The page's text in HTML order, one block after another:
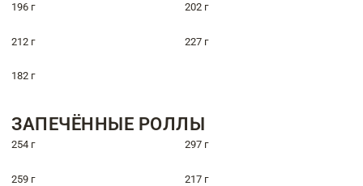
196 г 202 г
212 г 227 г
182 г
ЗАПЕЧЁННЫЕ РОЛЛЫ
254 г 297 г
259 г 217 г